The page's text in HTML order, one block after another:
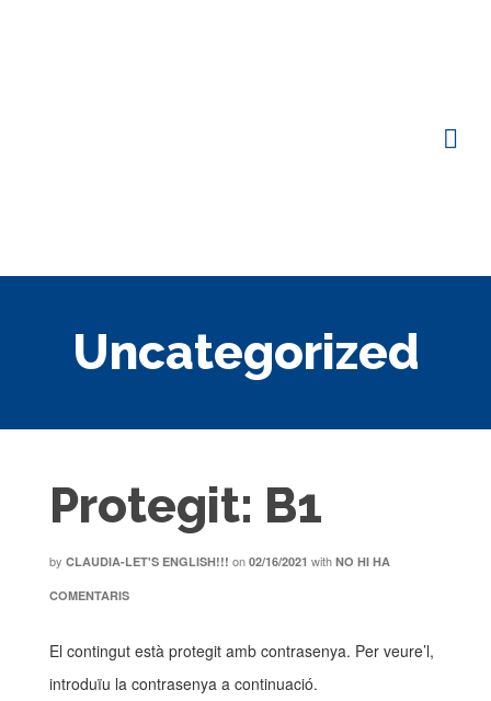
Uncategorized
Protegit: B1
by CLAUDIA-LET'S ENGLISH!!! on 02/16/2021 with NO HI HA
COMENTARIS
El contingut està protegit amb contrasenya. Per veure’l,
introduïu la contrasenya a continuació.